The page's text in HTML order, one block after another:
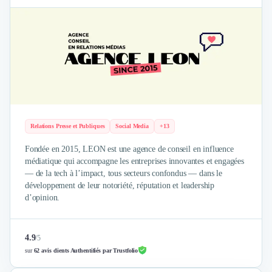
Design Industriel
Téléphonie & Télécommunication
Recherche Utilisateur
Stratégie Digitale
Développement Logiciel
Création de Site Internet
Développement d'Application Mobile
Cybersécurité
Relations Presse et Publiques Social Media +13
Fondée en 2015, LEON est une agence de conseil en influence
médiatique qui accompagne les entreprises innovantes et engagées
— de la tech à l’impact, tous secteurs confondus — dans le
développement de leur notoriété, réputation et leadership
d’opinion.
4.9/5
sur62 avis clients Authentifiés par Trustfolio